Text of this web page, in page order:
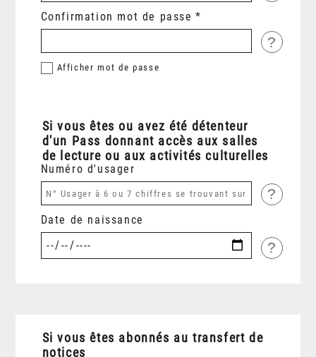
Confirmation mot de passe
?
Afficher mot de passe
Si vous êtes ou avez été détenteur
d'un Pass donnant accès aux salles
de lecture ou aux activités culturelles
Numéro d'usager
?
Date de naissance
?
Si vous êtes abonnés au transfert de
notices